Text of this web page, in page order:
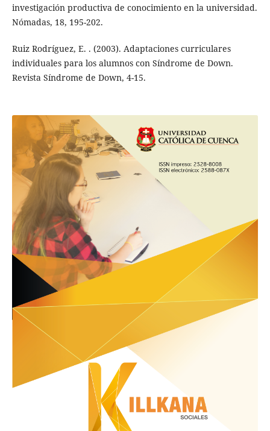
investigación productiva de conocimiento en la universidad.
Nómadas, 18, 195-202.
Ruiz Rodríguez, E. . (2003). Adaptaciones curriculares
individuales para los alumnos con Síndrome de Down.
Revista Síndrome de Down, 4-15.